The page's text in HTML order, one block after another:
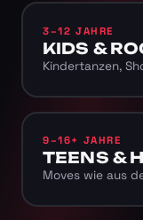
3–12 JAHRE
KIDS &
Kindertanzen,
9–16+ JAHRE
TEENS &
Moves wie aus